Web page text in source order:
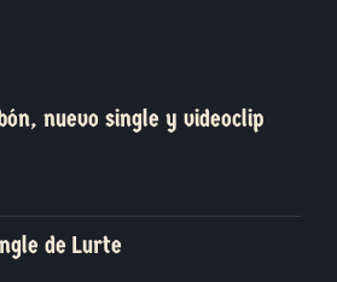
nuevo single y videoclip
de Lurte